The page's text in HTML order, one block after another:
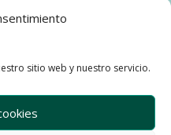
sitio web y nuestro servicio.